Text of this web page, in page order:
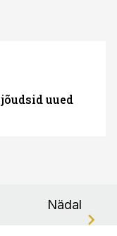
uued
Nädal